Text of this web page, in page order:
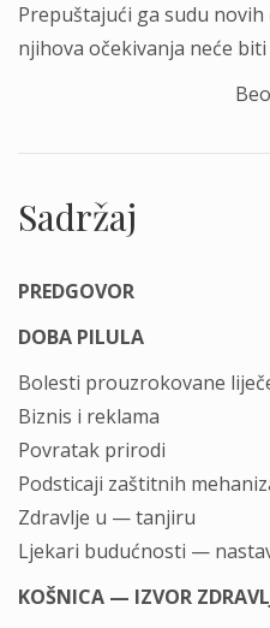
Prepuštajući ga sudu
njihova očekivanja neće
Sadržaj
PREDGOVOR
DOBA PILULA
Bolesti prouzrokovane
Biznis i reklama
Povratak prirodi
Podsticaji zaštitnih
Zdravlje u — tanjiru
Ljekari budućnosti —
KOŠNICA — IZVOR